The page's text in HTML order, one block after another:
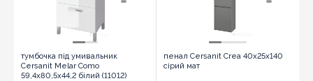
тумбочка під умивальник
Cersanit Melar Como
59,4x80,5x44,2 білий (11012)
пенал Cersanit Crea 40x25x140
сірий мат